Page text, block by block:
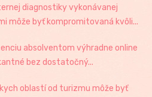
diagnostiky vykonávanej
môže byť kompromitovaná kvôli...
absolventom výhradne online
bez dostatočný...
oblastí od turizmu môže byť